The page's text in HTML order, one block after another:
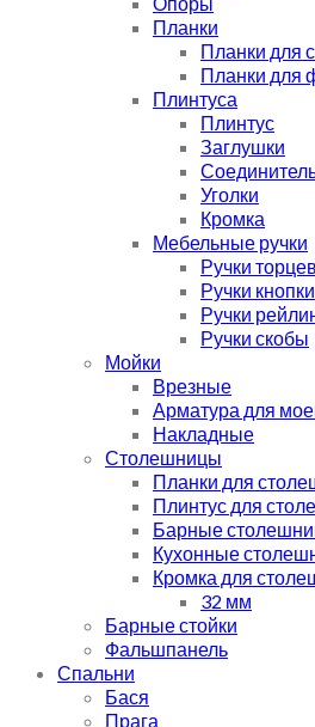
Планки
Планки для
Планки для
Плинтуса
Плинтус
Заглушки
Уголки
Кромка
Мебельные ручки
Ручки
Ручки кнопки
Ручки
Ручки скобы
Мойки
Врезные
Арматура для
Накладные
Столешницы
Планки для
Плинтус для
Барные
Кухонные
Кромка для
32 мм
Барные стойки
Фальшпанель
Спальни
Бася
Прага